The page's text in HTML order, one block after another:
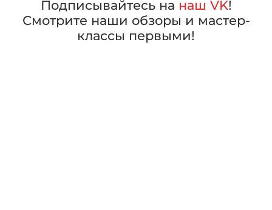
Подписывайтесь на наш VK!
Смотрите наши обзоры и мастер-
классы первыми!